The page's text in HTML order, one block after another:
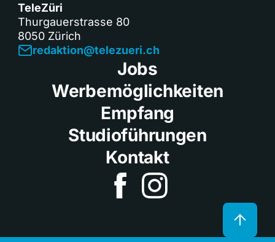
TeleZüri
Thurgauerstrasse 80
8050 Zürich
redaktion@telezueri.ch
Jobs
Werbemöglichkeiten
Empfang
Studioführungen
Kontakt